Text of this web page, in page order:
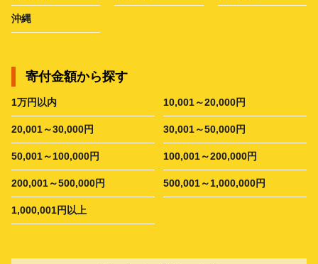
沖縄
寄付金額から探す
1万円以内 10,001～20,000円
20,001～30,000円 30,001～50,000円
50,001～100,000円 100,001～200,000円
200,001～500,000円 500,001～1,000,000円
1,000,001円以上